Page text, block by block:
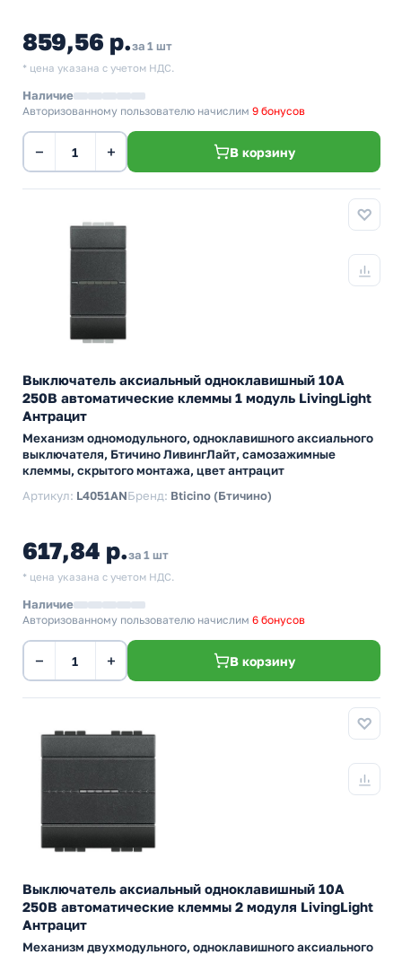
859,56 р.за 1 шт
* цена указана с учетом НДС.
Наличие
Авторизованному пользователю начислим 9 бонусов
− + В корзину
Выключатель аксиальный одноклавишный 10А
250В автоматические клеммы 1 модуль LivingLight
Антрацит
Механизм одномодульного, одноклавишного аксиального
выключателя, Бтичино ЛивингЛайт, самозажимные
клеммы, скрытого монтажа, цвет антрацит
Артикул: L4051ANБренд: Bticino (Бтичино)
617,84 р.за 1 шт
* цена указана с учетом НДС.
Наличие
Авторизованному пользователю начислим 6 бонусов
− + В корзину
Выключатель аксиальный одноклавишный 10А
250В автоматические клеммы 2 модуля LivingLight
Антрацит
Механизм двухмодульного, одноклавишного аксиального